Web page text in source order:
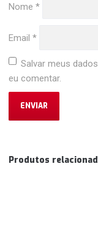
Nome*
Email*
Salvar meus
eu comentar.
Produtos